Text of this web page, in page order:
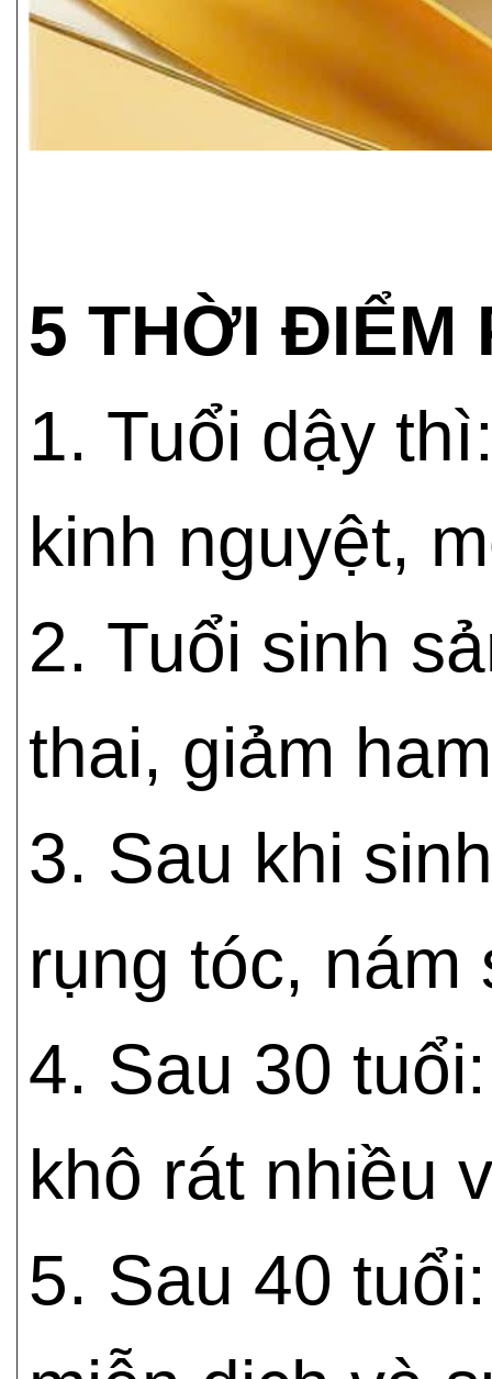
5 THỜI ĐIỂM
1. Tuổi dậy
kinh nguyệt,
2. Tuổi sinh
thai, giảm
3. Sau khi
rụng tóc, nám
4. Sau 30
khô rát nhiều
5. Sau 40